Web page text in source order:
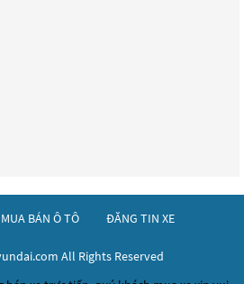
MUA BÁN Ô TÔ ĐĂNG TIN XE
All Rights Reserved